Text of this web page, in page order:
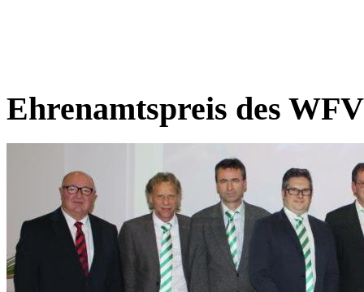
Ehrenamtspreis des WFV